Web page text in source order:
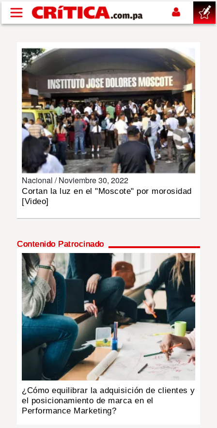
Pasar al contenido principal
SUCESOS
NACIONAL
POLÍTICA
DEPORTES
MUNDO
MULTIMEDIA
IMPRESO
Nacional /Noviembre 30, 2022
Cortan la luz en el "Moscote" por morosidad
[Video]
Contenido Patrocinado
¿Cómo equilibrar la adquisición de clientes y
el posicionamiento de marca en el
Performance Marketing?